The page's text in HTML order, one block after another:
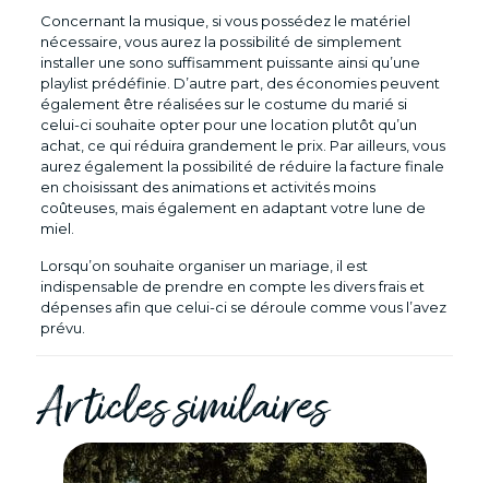
Concernant la musique, si vous possédez le matériel
nécessaire, vous aurez la possibilité de simplement
installer une sono suffisamment puissante ainsi qu’une
playlist prédéfinie. D’autre part, des économies peuvent
également être réalisées sur le costume du marié si
celui-ci souhaite opter pour une location plutôt qu’un
achat, ce qui réduira grandement le prix. Par ailleurs, vous
aurez également la possibilité de réduire la facture finale
en choisissant des animations et activités moins
coûteuses, mais également en adaptant votre lune de
miel.
Lorsqu’on souhaite organiser un mariage, il est
indispensable de prendre en compte les divers frais et
dépenses afin que celui-ci se déroule comme vous l’avez
prévu.
Articles similaires